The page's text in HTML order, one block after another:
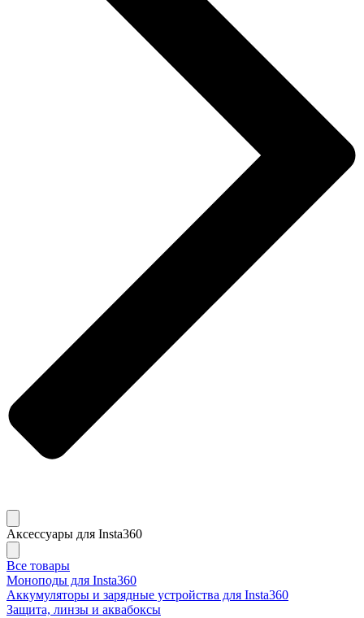
Аксессуары для Insta360
Все товары
Моноподы для Insta360
Аккумуляторы и зарядные устройства для Insta360
Защита, линзы и аквабоксы